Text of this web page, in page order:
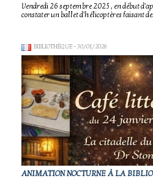
Vendredi 26 septembre 2025 , en début
constater un ballet d'hélicoptères faisant
BIBLIOTHÈQUE- 30/01/2026
ANIMATION NOCTURNE À LA